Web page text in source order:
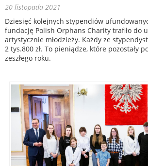
20 listopada 2021
Dziesięć kolejnych stypendiów
fundację Polish Orphans Charity trafiło do
artystycznie młodzieży. Każdy ze
2 tys.800 zł. To pieniądze, które pozostały
zeszłego roku.